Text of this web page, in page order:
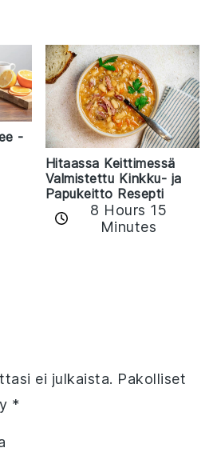
-
Hitaassa Keittimessä
Valmistettu Kinkku- ja
Papukeitto Resepti
8 Hours 15
Minutes
ei julkaista. Pakolliset
*